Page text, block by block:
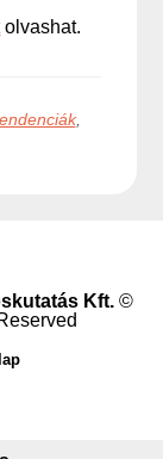
olvashat.
,
Kft.©